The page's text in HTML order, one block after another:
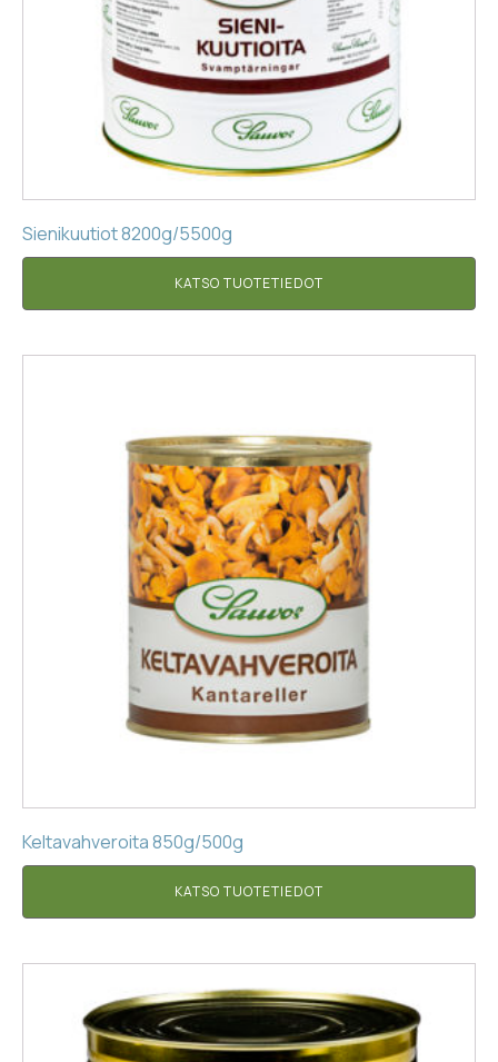
Sienikuutiot 8200g/5500g
KATSO TUOTETIEDOT
Keltavahveroita 850g/500g
KATSO TUOTETIEDOT